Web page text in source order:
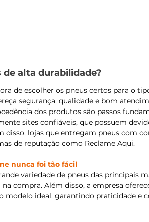
alta durabilidade?
de escolher os pneus certos para o
segurança, qualidade e bom
dos produtos são passos
sites confiáveis, que possuem
disso, lojas que entregam pneus com
de reputação como Reclame Aqui.
nunca foi tão fácil
variedade de pneus das principais
compra. Além disso, a empresa
modelo ideal, garantindo praticidade e